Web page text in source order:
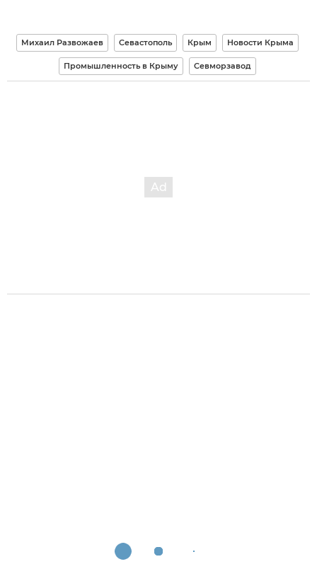
Михаил Развожаев Севастополь Крым Новости Крыма
Промышленность в Крыму Севморзавод